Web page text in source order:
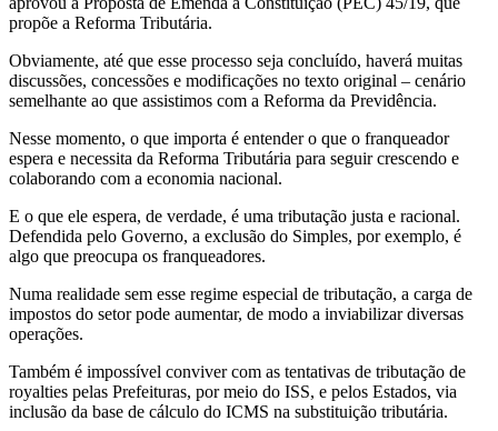
propõe a Reforma Tributária.
Obviamente, até que esse processo seja concluído, haverá muitas
discussões, concessões e modificações no texto original – cenário
semelhante ao que assistimos com a Reforma da Previdência.
Nesse momento, o que importa é entender o que o franqueador
espera e necessita da Reforma Tributária para seguir crescendo e
colaborando com a economia nacional.
E o que ele espera, de verdade, é uma tributação justa e racional.
Defendida pelo Governo, a exclusão do Simples, por exemplo, é
algo que preocupa os franqueadores.
Numa realidade sem esse regime especial de tributação, a carga de
impostos do setor pode aumentar, de modo a inviabilizar diversas
operações.
Também é impossível conviver com as tentativas de tributação de
royalties pelas Prefeituras, por meio do ISS, e pelos Estados, via
inclusão da base de cálculo do ICMS na substituição tributária.